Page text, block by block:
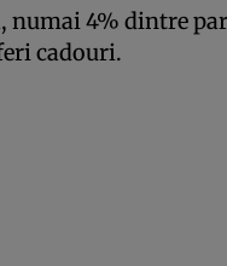
numai 4% dintre
cadouri.